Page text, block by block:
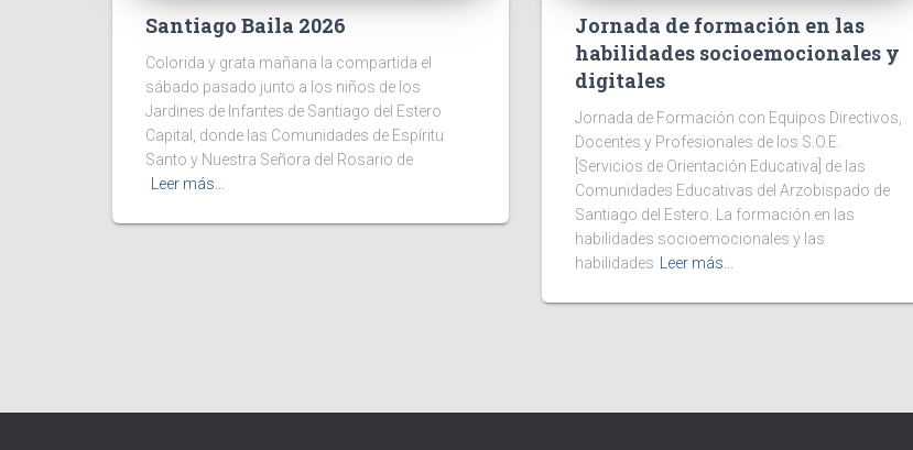
Santiago Baila 2026
Colorida y grata mañana la compartida el
sábado pasado junto a los niños de los
Jardines de Infantes de Santiago del Estero
Capital, donde las Comunidades de Espíritu
Santo y Nuestra Señora del Rosario de
Leer más…
Jornada de formación en las
habilidades socioemocionales y
digitales
Jornada de Formación con Equipos Directivos,
Docentes y Profesionales de los S.O.E.
[Servicios de Orientación Educativa] de las
Comunidades Educativas del Arzobispado de
Santiago del Estero. La formación en las
habilidades socioemocionales y las
habilidades
Leer más…